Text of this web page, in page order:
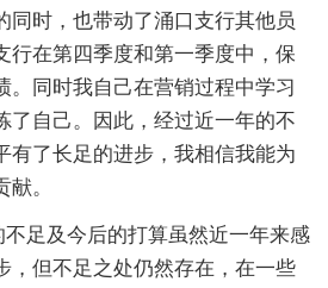
同时，也带动了涌口支行其他员
行在第四季度和第一季度中，保
。同时我自己在营销过程中学习
了自己。因此，经过近一年的不
有了长足的进步，我相信我能为
。
足及今后的打算虽然近一年来感
，但不足之处仍然存在，在一些